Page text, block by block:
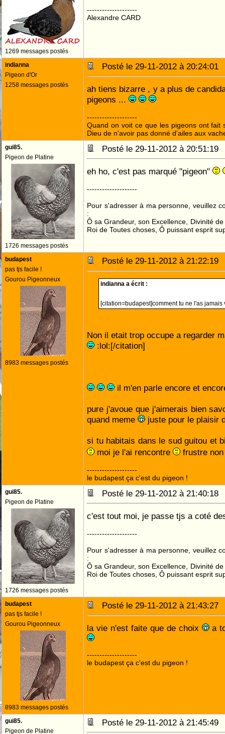
1269 messages postés
--------------------
Alexandre CARD
indianna
Pigeon d'Or
1258 messages postés
Posté le 29-11-2012 à
ah tiens bizarre , y a plus de
pigeons ...
--------------------
Quand on voit ce que les pigeons ont fait
Dieu de n'avoir pas donné d'ailes aux
gui85.
Pigeon de Platine
1726 messages postés
Posté le 29-11-2012 à
eh ho, c'est pas marqué "pigeon"
--------------------
Pour s'adresser à ma personne, veuillez
:
Ô sa Grandeur, son Excellence, Divinité
Roi de Toutes choses, Ô puissant esprit
budapest
pas tjs facile !
Gourou Pigeonneux
8983 messages postés
Posté le 29-11-2012 à
indianna a écrit :
[citation=budapest]comment tu ne l'as jamais
Non il etait trop occupe a regarder
:lol:[/citation]
il m'en parle encore et
pure j'avoue que j'aimerais bien
quand meme
juste pour le plaisir
si tu habitais dans le sud guitou et
moi je l'ai rencontre
frustre
--------------------
le budapest ça c'est du pigeon !
gui85.
Pigeon de Platine
1726 messages postés
Posté le 29-11-2012 à
c'est tout moi, je passe tjs a coté
--------------------
Pour s'adresser à ma personne, veuillez
:
Ô sa Grandeur, son Excellence, Divinité
Roi de Toutes choses, Ô puissant esprit
budapest
pas tjs facile !
Gourou Pigeonneux
8983 messages postés
Posté le 29-11-2012 à
la vie n'est faite que de choix a
--------------------
le budapest ça c'est du pigeon !
gui85.
Pigeon de Platine
Posté le 29-11-2012 à